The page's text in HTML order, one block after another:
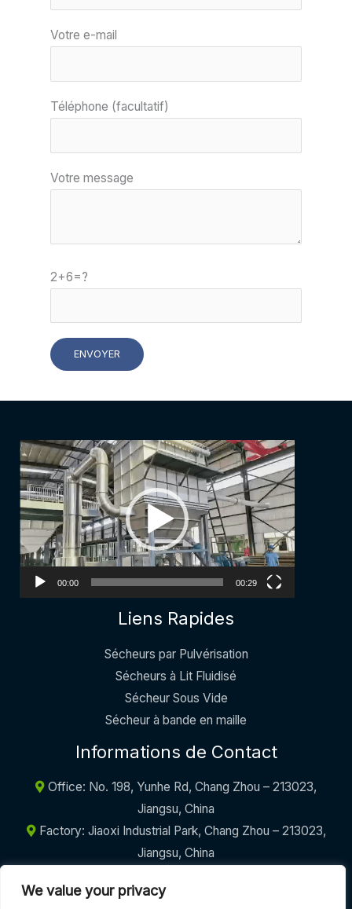
We value your privacy
Votre e-mail
Téléphone (facultatif)
Votre message
2+6=?
Video
Player
00:00 00:29
Liens Rapides
Sécheurs par Pulvérisation
Sécheurs à Lit Fluidisé
Sécheur Sous Vide
Sécheur à bande en maille
Informations de Contact
Office: No. 198, Yunhe Rd, Chang Zhou – 213023,
Jiangsu, China
Factory: Jiaoxi Industrial Park, Chang Zhou – 213023,
Jiangsu, China
info@griffinmachinery.com